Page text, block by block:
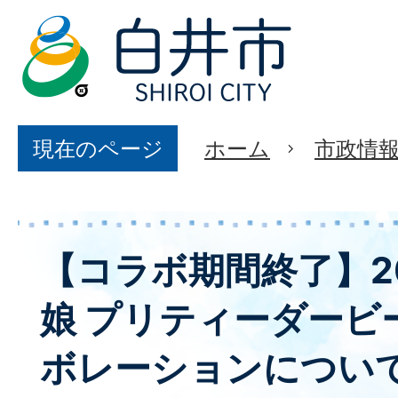
現在のページ ホーム 市政情
【コラボ期間終了
娘 プリティーダービ
ボレーションについ